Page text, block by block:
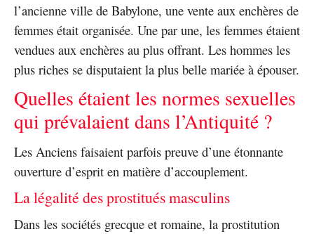
l’ancienne ville de Babylone, une vente aux enchères de
femmes était organisée. Une par une, les femmes étaient
vendues aux enchères au plus offrant. Les hommes les
plus riches se disputaient la plus belle mariée à épouser.
Quelles étaient les normes sexuelles
qui prévalaient dans l’Antiquité ?
Les Anciens faisaient parfois preuve d’une étonnante
ouverture d’esprit en matière d’accouplement.
La légalité des prostitués masculins
Dans les sociétés grecque et romaine, la prostitution